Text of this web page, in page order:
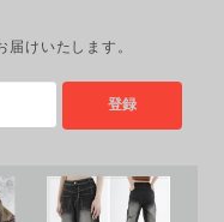
けいたします。
登録